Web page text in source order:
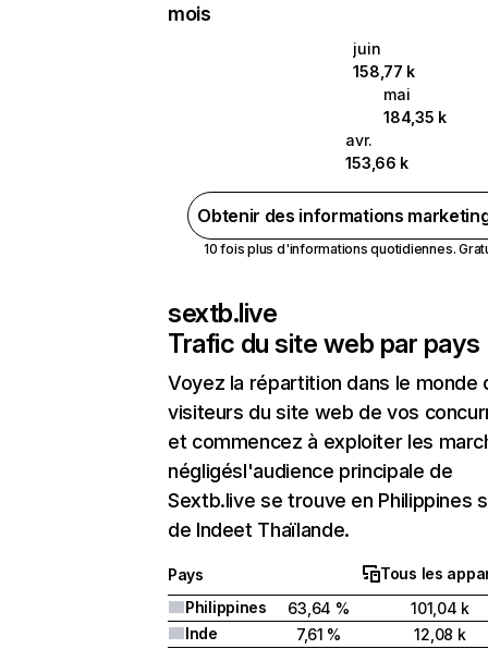
mois
juin
158,77 k
mai
184,35 k
avr.
153,66 k
Obtenir des informations
10 fois plus d'informations quotidiennes.
sextb.live
Trafic du site web par pays
Voyez la répartition dans le monde
visiteurs du site web de vos
et commencez à exploiter les
négligésl'audience principale de
Sextb.live se trouve en Philippines
de Indeet Thaïlande.
Pays
Tous les
Philippines
63,64 %
101,04 k
Inde
7,61 %
12,08 k